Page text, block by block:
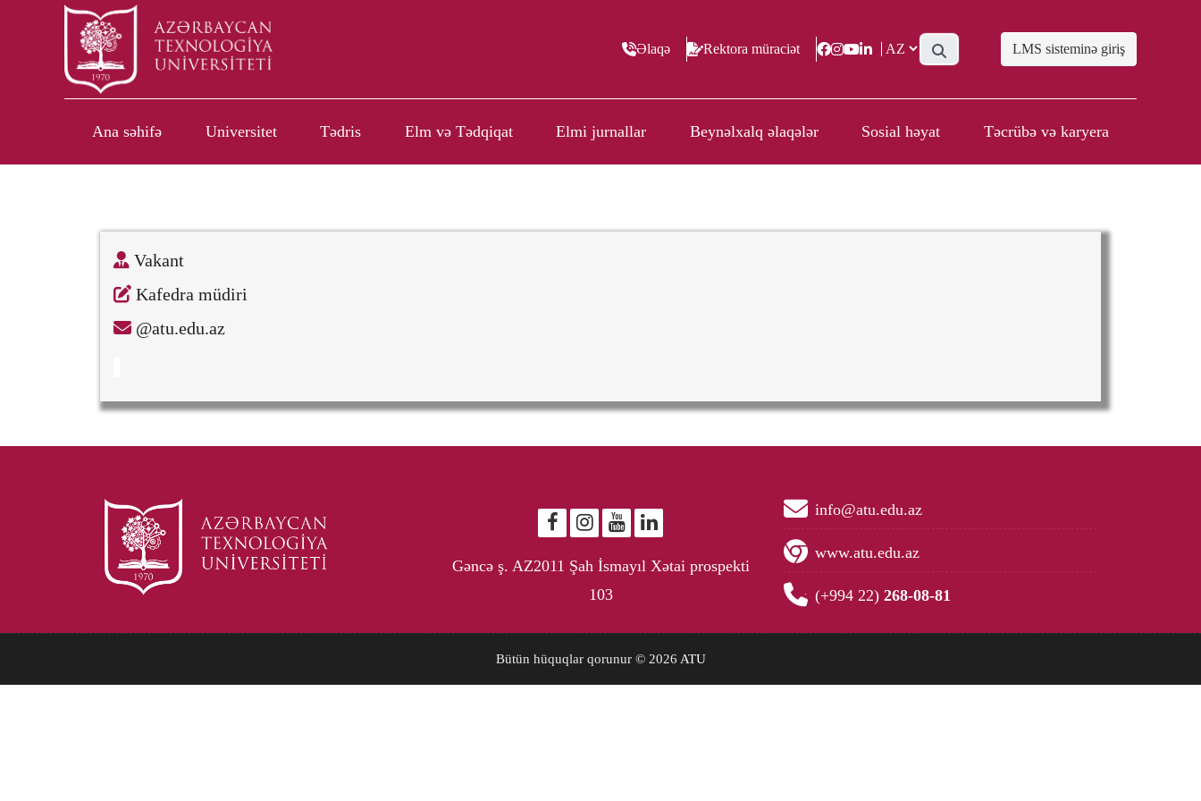
Əlaqə Rektora müraciət LMS sisteminə giriş
Ana səhifə Universitet Tədris Elm və Tədqiqat Elmi jurnallar Beynəlxalq əlaqələr Sosial həyat Təcrübə və karyera
Vakant
Kafedra müdiri
@atu.edu.az
Gəncə ş. AZ2011 Şah İsmayıl Xətai prospekti
103
info@atu.edu.az
www.atu.edu.az
(+994 22) 268-08-81
Bütün hüquqlar qorunur © 2026 ATU